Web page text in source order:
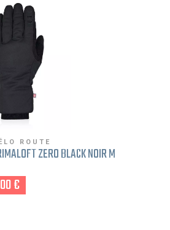
ROUTE
ZERO BLACK NOIR M
€